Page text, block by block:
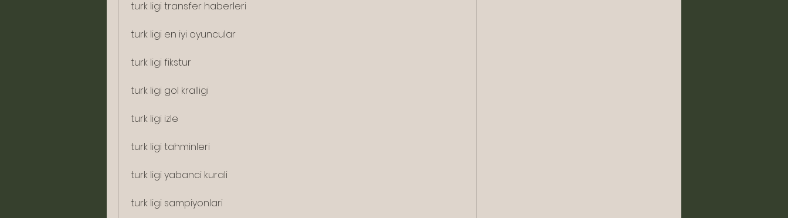
turk ligi transfer haberleri
turk ligi en iyi oyuncular
turk ligi fikstur
turk ligi gol kralligi
turk ligi izle
turk ligi tahminleri
turk ligi yabanci kurali
turk ligi sampiyonlari